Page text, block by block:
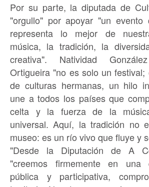
Por su parte, la diputada de
"orgullo" por apoyar "un evento
representa lo mejor de
música, la tradición, la
creativa". Natividad
Ortigueira "no es solo un festival;
de culturas hermanas, un hilo
une a todos los países que
celta y la fuerza de la
universal. Aquí, la tradición no
museo: es un río vivo que fluye y
"Desde la Diputación de A
"creemos firmemente en una
pública y participativa,